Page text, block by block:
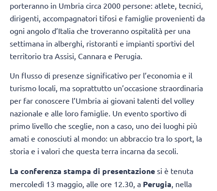
porteranno in Umbria circa 2000 persone: atlete, tecnici,
dirigenti, accompagnatori tifosi e famiglie provenienti da
ogni angolo d’Italia che troveranno ospitalità per una
settimana in alberghi, ristoranti e impianti sportivi del
territorio tra Assisi, Cannara e Perugia.
Un flusso di presenze significativo per l’economia e il
turismo locali, ma soprattutto un’occasione straordinaria
per far conoscere l’Umbria ai giovani talenti del volley
nazionale e alle loro famiglie. Un evento sportivo di
primo livello che sceglie, non a caso, uno dei luoghi più
amati e conosciuti al mondo: un abbraccio tra lo sport, la
storia e i valori che questa terra incarna da secoli.
La conferenza stampa di presentazione si è tenuta
mercoledì 13 maggio, alle ore 12.30, a Perugia , nella